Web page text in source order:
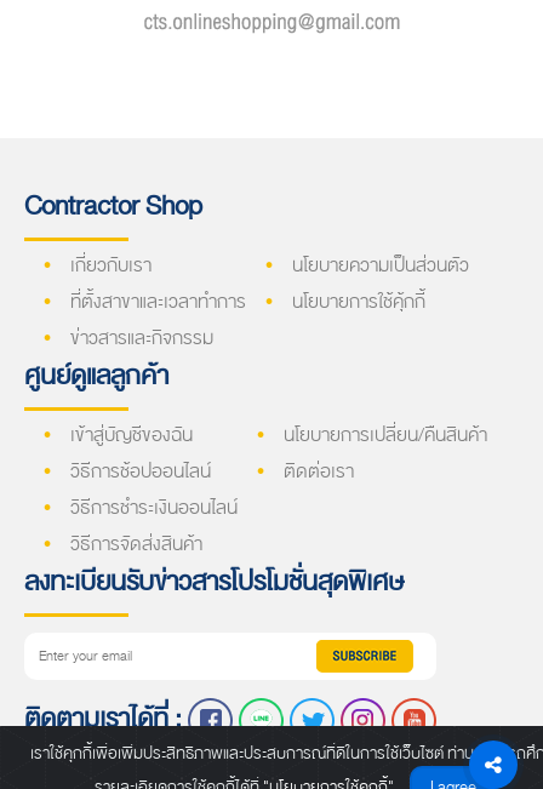
Contractor Shop
เกี่ยวกับเรา
ที่ตั้งสาขาและเวลาทำการ
ข่าวสารและกิจกรรม
นโยบายความเป็นส่วนตัว
นโยบายการใช้คุ้กกี้
ศูนย์ดูแลลูกค้า
เข้าสู่บัญชีของฉัน
วิธีการช้อปออนไลน์
วิธีการชำระเงินออนไลน์
วิธีการจัดส่งสินค้า
นโยบายการเปลี่ยน/คืนสินค้า
ติดต่อเรา
ลงทะเบียนรับข่าวสารโปรโมชั่นสุดพิเศษ
ติดตามเราได้ที่ :
เราใช้คุกกี้เพื่อเพิ่มประสิทธิภาพและประสบการณ์ที่ดีในการใช้เว็บไซต์ ท่านสามารถศึ